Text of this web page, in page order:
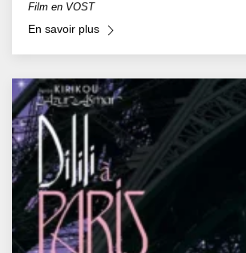
Film en VOST
En savoir plus